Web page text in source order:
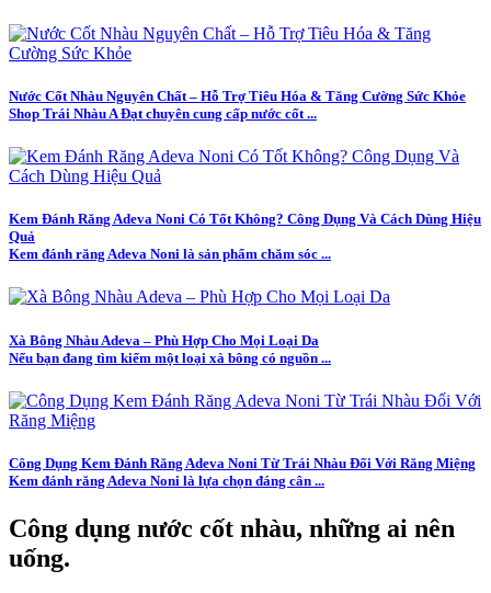
Nước Cốt Nhàu Nguyên Chất – Hỗ Trợ Tiêu Hóa & Tăng Cường Sức Khỏe
Shop Trái Nhàu A Đạt chuyên cung cấp nước cốt ...
Kem Đánh Răng Adeva Noni Có Tốt Không? Công Dụng Và Cách Dùng Hiệu
Quả
Kem đánh răng Adeva Noni là sản phẩm chăm sóc ...
Xà Bông Nhàu Adeva – Phù Hợp Cho Mọi Loại Da
Nếu bạn đang tìm kiếm một loại xà bông có nguồn ...
Công Dụng Kem Đánh Răng Adeva Noni Từ Trái Nhàu Đối Với Răng Miệng
Kem đánh răng Adeva Noni là lựa chọn đáng cân ...
Công dụng nước cốt nhàu, những ai nên
uống.